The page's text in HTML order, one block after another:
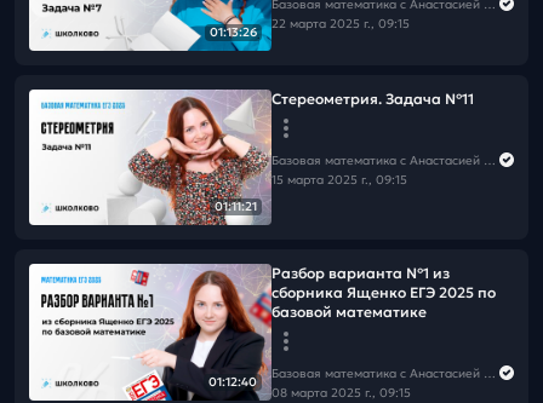
01:13:26
Базовая математика с Анастасией Андросовой | ЕГЭ 2026
22 марта 2025 г., 09:15
01:11:21
Стереометрия. Задача №11
Базовая математика с Анастасией Андросовой | ЕГЭ 2026
15 марта 2025 г., 09:15
01:12:40
Разбор варианта №1 из
сборника Ященко ЕГЭ 2025 по
базовой математике
Базовая математика с Анастасией Андросовой | ЕГЭ 2026
08 марта 2025 г., 09:15